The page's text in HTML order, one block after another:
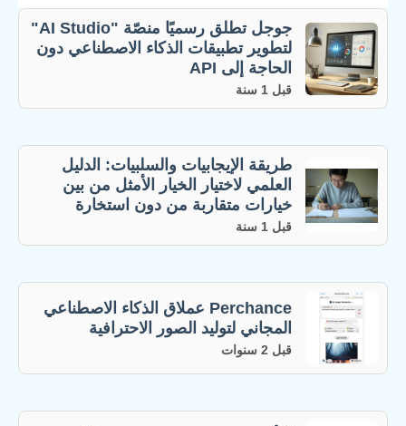
جوجل تطلق رسميًا منصّة "AI Studio"
لتطوير تطبيقات الذكاء الاصطناعي دون
الحاجة إلى API
قبل 1 سنة
طريقة الإيجابيات والسلبيات: الدليل
العلمي لاختيار الخيار الأمثل من بين
خيارات متقاربة من دون استخارة
قبل 1 سنة
Perchance عملاق الذكاء الاصطناعي
المجاني لتوليد الصور الاحترافية
قبل 2 سنوات